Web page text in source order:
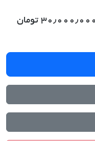
اجاره: ۴٫۰۰۰٫۰۰۰ تومان پیش: ۳۰٫۰۰۰٫۰۰۰ تومان